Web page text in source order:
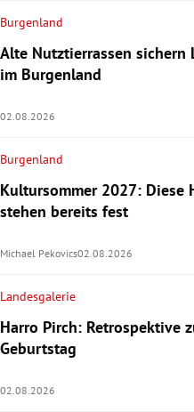
Burgenland
Alte Nutztierrassen sichern
im Burgenland
02.08.2026
Burgenland
Kultursommer 2027: Diese
stehen bereits fest
Michael Pekovics02.08.2026
Landesgalerie
Harro Pirch: Retrospektive
Geburtstag
02.08.2026